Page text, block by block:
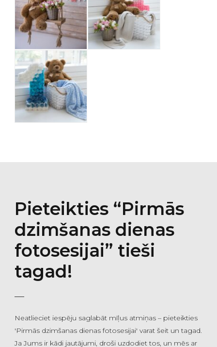
Pieteikties “Pirmās
dzimšanas dienas
fotosesijai” tieši
tagad!
Neatlieciet iespēju saglabāt mīļus atmiņas – pieteikties
'Pirmās dzimšanas dienas fotosesijai' varat šeit un tagad.
Ja Jums ir kādi jautājumi, droši uzdodiet tos, un mēs ar